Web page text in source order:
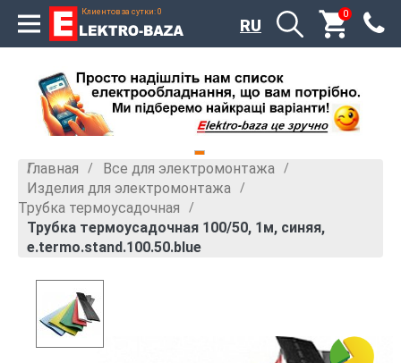
Клиентов за сутки: 0 0
RU
Главная » Все для электромонтажа »
Изделия для электромонтажа »
Трубка термоусадочная »
Трубка термоусадочная 100/50, 1м, синяя,
e.termo.stand.100.50.blue